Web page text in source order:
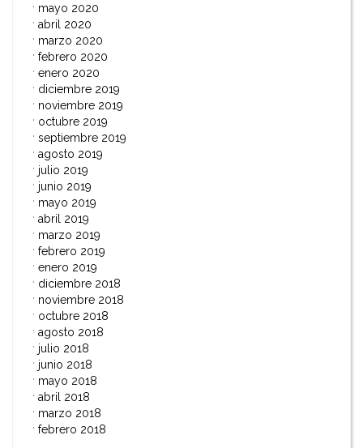
mayo 2020
abril 2020
marzo 2020
febrero 2020
enero 2020
diciembre 2019
noviembre 2019
octubre 2019
septiembre 2019
agosto 2019
julio 2019
junio 2019
mayo 2019
abril 2019
marzo 2019
febrero 2019
enero 2019
diciembre 2018
noviembre 2018
octubre 2018
agosto 2018
julio 2018
junio 2018
mayo 2018
abril 2018
marzo 2018
febrero 2018